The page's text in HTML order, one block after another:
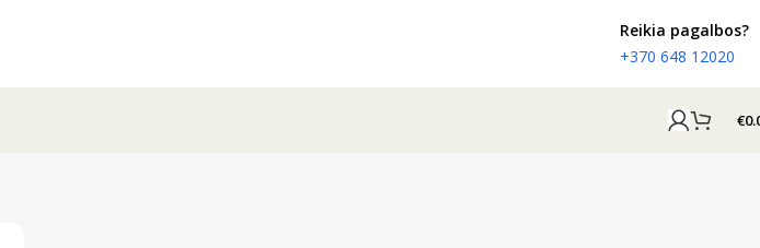
Reikia pagalbos?
+370 648 12020
€